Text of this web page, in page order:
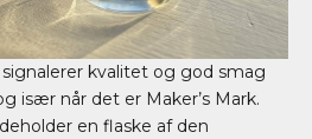
kvalitet og god smag
især når det er Maker’s Mark.
en flaske af den